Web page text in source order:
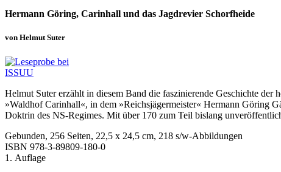
Hermann Göring, Carinhall und das Jagdrevier Schorfheide
von Helmut Suter
Helmut Suter erzählt in diesem Band die faszinierende Geschichte
»Waldhof Carinhall«, in dem »Reichsjägermeister« Hermann Göring
Doktrin des NS-Regimes. Mit über 170 zum Teil bislang
Gebunden, 256 Seiten, 22,5 x 24,5 cm, 218 s/w-Abbildungen
ISBN 978-3-89809-180-0
1. Auflage